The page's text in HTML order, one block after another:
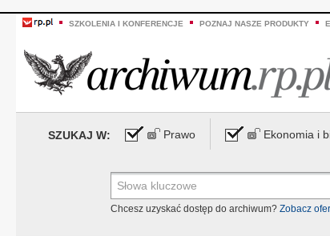
SZKOLENIA I KONFERENCJE POZNAJ NASZE PRODUKTY
SZUKAJ W: Prawo Ekonomia i
Chcesz uzyskać dostęp do archiwum? Zobacz